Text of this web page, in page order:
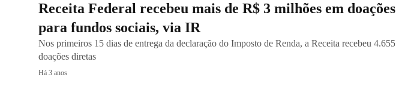
Receita Federal recebeu mais de R$ 3 milhões em doações
para fundos sociais, via IR
Nos primeiros 15 dias de entrega da declaração do Imposto de Renda, a Receita recebeu 4.655
doações diretas
Há 3 anos